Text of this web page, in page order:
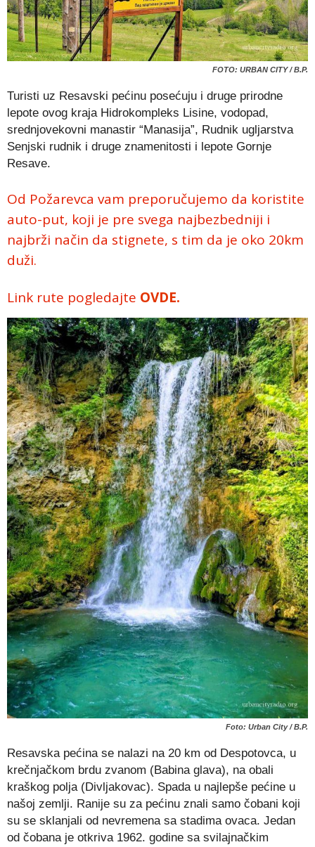
FOTO: URBAN CITY / B.P.
Turisti uz Resavski pećinu posećuju i druge prirodne
lepote ovog kraja Hidrokompleks Lisine, vodopad,
srednjovekovni manastir “Manasija”, Rudnik ugljarstva
Senjski rudnik i druge znamenitosti i lepote Gornje
Resave.
Od Požarevca vam preporučujemo da koristite
auto-put, koji je pre svega najbezbedniji i
najbrži način da stignete, s tim da je oko 20km
duži.
Link rute pogledajte OVDE.
Foto: Urban City / B.P.
Resavska pećina se nalazi na 20 km od Despotovca, u
krečnjačkom brdu zvanom (Babina glava), na obali
kraškog polja (Divljakovac). Spada u najlepše pećine u
našoj zemlji. Ranije su za pećinu znali samo čobani koji
su se sklanjali od nevremena sa stadima ovaca. Jedan
od čobana je otkriva 1962. godine sa svilajnačkim